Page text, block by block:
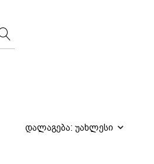
დალაგება: უახლესი